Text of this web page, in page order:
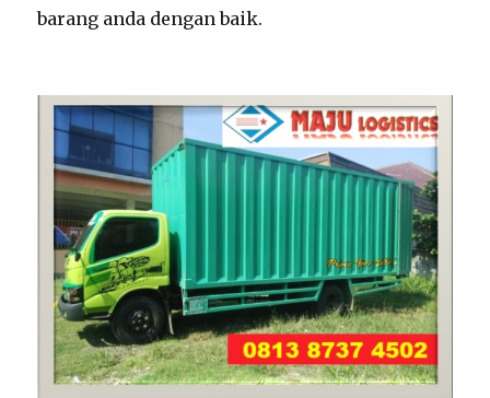
barang anda dengan baik.